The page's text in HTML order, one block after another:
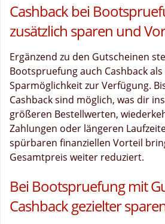
Cashback bei
zusätzlich sparen und
Ergänzend zu den Gutscheinen
Bootspruefung auch Cashback
Sparmöglichkeit zur Verfügung.
Cashback sind möglich, was dir
größeren Bestellwerten,
Zahlungen oder längeren
spürbaren finanziellen Vorteil
Gesamtpreis weiter reduziert.
Bei Bootspruefung mit
Cashback gezielter